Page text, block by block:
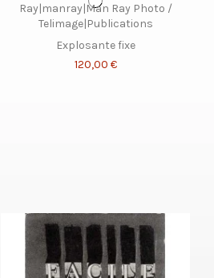
Explosante fixe
120,00 €